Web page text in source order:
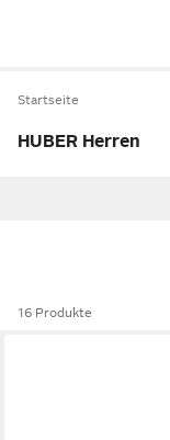
Startseite
HUBER Herren
16 Produkte